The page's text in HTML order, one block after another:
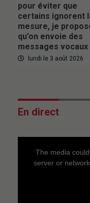
pour éviter que
certains ignorent
mesure, je
qu’on envoie des
messages vocaux
lundi le 3 août 2026
En direct
The media
server or